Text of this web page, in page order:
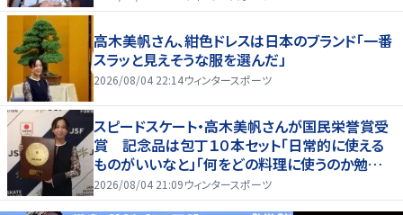
高木美帆さん、紺色ドレスは日本のブランド「一番
スラッと見えそうな服を選んだ」
2026/08/04 22:14ウィンタースポーツ
スピードスケート・高木美帆さんが国民栄誉賞受
賞 記念品は包丁１０本セット「日常的に使える
ものがいいなと」「何をどの料理に使うのか勉強し
ないと」
2026/08/04 21:09ウィンタースポーツ